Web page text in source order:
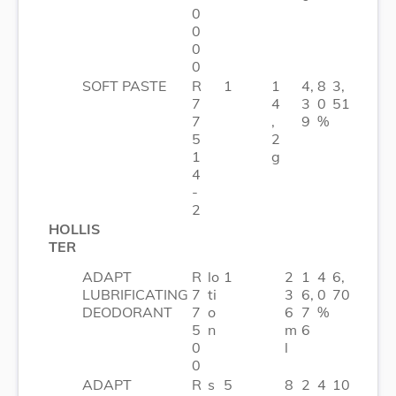
0
0
0
0
SOFT PASTE
R
7
7
5
1
4
-
2
1
1
4
,
2
g
4,
3
9
8
0
%
3,
51
HOLLIS
TER
ADAPT
LUBRIFICATING
DEODORANT
R
7
7
5
0
0
lo
ti
o
n
1
2
3
6
m
l
1
6,
7
6
4
0
%
6,
70
ADAPT
R s 5
8 2 4 10